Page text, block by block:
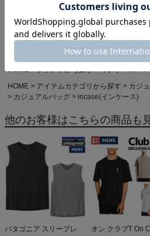
カジュアル・アウトドア
HOME ブランドから探す インケース
HOME
アイテムカテゴリから探す
カジ
カジュアルバッグ
incase(インケース)
他のお客様はこちらの商品も
パタゴニア スリーブレ
オン クラブT On